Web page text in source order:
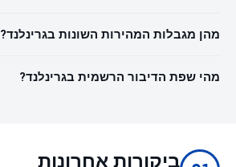
מהן מגבלות המהירות השונות בגרינלנד?
מהי שפת הדיבור הרשמית בגרינלנד?
ביקורות אחרונות